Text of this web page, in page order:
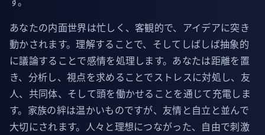
あなたの内面世界は忙しく、客観的で、アイデアに突き
動かされます。理解することで、そしてしばしば抽象的
に議論することで感情を処理します。あなたは距離を置
き、分析し、視点を求めることでストレスに対処し、友
人、共同体、そして頭を働かせることを通じて充電しま
す。家族の絆は温かいものですが、友情と自立と並んで
大切にされます。人々と理想につながった、自由で刺激